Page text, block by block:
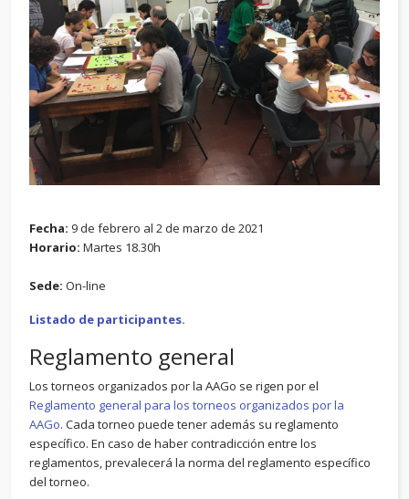
Fecha: 9 de febrero al 2 de marzo de 2021
Horario: Martes 18.30h
Sede: On-line
Listado de participantes.
Reglamento general
Los torneos organizados por la AAGo se rigen por el
Reglamento general para los torneos organizados por la
AAGo. Cada torneo puede tener además su reglamento
específico. En caso de haber contradicción entre los
reglamentos, prevalecerá la norma del reglamento específico
del torneo.